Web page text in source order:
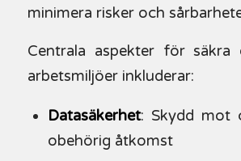
minimera risker och
Centrala aspekter för säkra
arbetsmiljöer inkluderar:
Datasäkerhet: Skydd mot
obehörig åtkomst